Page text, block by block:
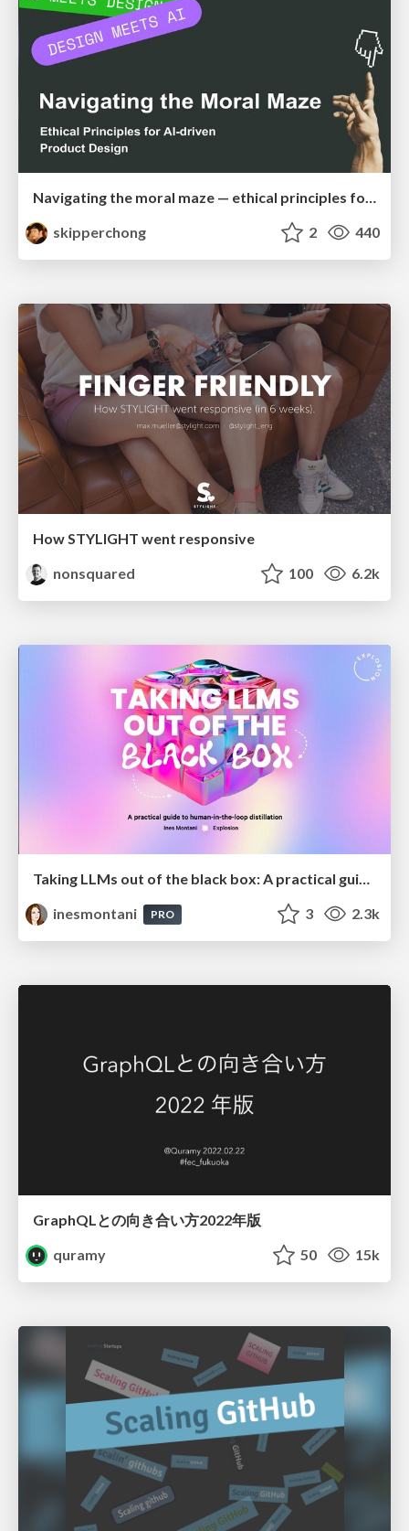
Navigating the moral maze — ethical principles for Al-driven product design
skipperchong
2 440
How STYLIGHT went responsive
nonsquared
100 6.2k
Taking LLMs out of the black box: A practical guide to human-in-the-loop distillation
inesmontani
PRO 3 2.3k
GraphQLとの向き合い方2022年版
quramy
50 15k